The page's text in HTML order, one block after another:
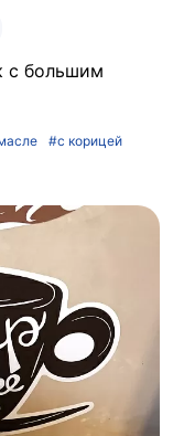
с большим
#с корицей